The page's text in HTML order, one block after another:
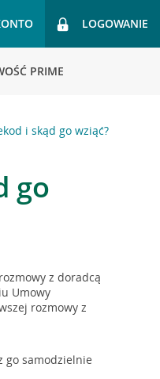
LOGOWANIE
PRIME
i skąd go wziąć?
go
z doradcą
Umowy
rozmowy z
go samodzielnie